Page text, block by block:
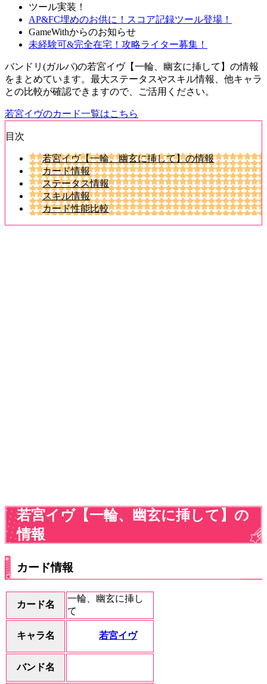
ツール実装！
AP&FC埋めのお供に！スコア記録ツール登場！
GameWithからのお知らせ
未経験可&完全在宅！攻略ライター募集！
バンドリ(ガルパ)の若宮イヴ【一輪、幽玄に挿して】の情報
をまとめています。最大ステータスやスキル情報、他キャラ
との比較が確認できますので、ご活用ください。
若宮イヴのカード一覧はこちら
目次
若宮イヴ【一輪、幽玄に挿して】の情報
カード情報
ステータス情報
スキル情報
カード性能比較
若宮イヴ【一輪、幽玄に挿して】の
情報
カード情報
カード名
一輪、幽玄に挿し
て
キャラ名 若宮イヴ
バンド名